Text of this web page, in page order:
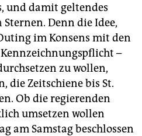
und damit geltendes
Denn die Idee,
im Konsens mit den
–
zu wollen,
die Zeitschiene bis St.
Ob die regierenden
umsetzen wollen
am Samstag beschlossen